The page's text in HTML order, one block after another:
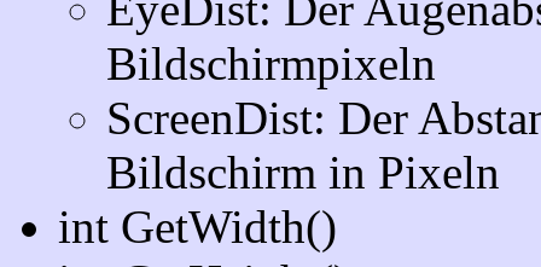
Bildschirmpixeln
ScreenDist: Der
Bildschirm in Pixeln
int GetWidth()